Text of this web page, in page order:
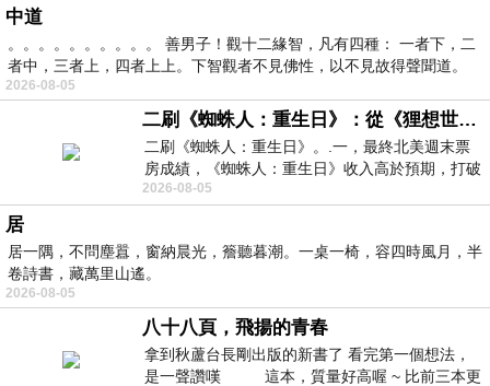
中道
。。。。。。。。。。 善男子！觀十二緣智，凡有四種： 一者下，二
者中，三者上，四者上上。下智觀者不見佛性，以不見故得聲聞道。
2026-08-05
二刷《蜘蛛人：重生日》：從《狸想世界》到《怪奇物語》
二刷《蜘蛛人：重生日》。.一，最終北美週末票
房成績，《蜘蛛人：重生日》收入高於預期，打破
《復仇者聯盟：終局之戰》記錄，成為
2026-08-05
居
居一隅，不問塵囂，窗納晨光，簷聽暮潮。一桌一椅，容四時風月，半
卷詩書，藏萬里山遙。
2026-08-05
八十八頁，飛揚的青春
拿到秋蘆台長剛出版的新書了 看完第一個想法，
是一聲讚嘆 這本，質量好高喔 ~ 比前三本更